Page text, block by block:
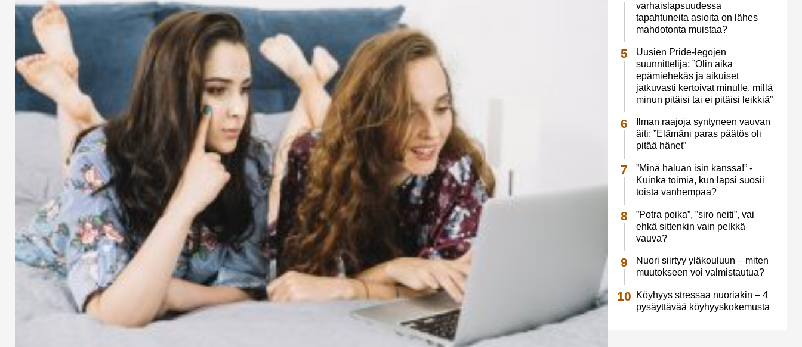
varhaislapsuudessa
tapahtuneita asioita on lähes
mahdotonta muistaa?
Uusien Pride-legojen
suunnittelija: ”Olin aika
epämiehekäs ja aikuiset
jatkuvasti kertoivat minulle, millä
minun pitäisi tai ei pitäisi leikkiä”
Ilman raajoja syntyneen vauvan
äiti: ”Elämäni paras päätös oli
pitää hänet”
”Minä haluan isin kanssa!” -
Kuinka toimia, kun lapsi suosii
toista vanhempaa?
”Potra poika”, ”siro neiti”, vai
ehkä sittenkin vain pelkkä
vauva?
Nuori siirtyy yläkouluun – miten
muutokseen voi valmistautua?
Köyhyys stressaa nuoriakin – 4
pysäyttävää köyhyyskokemusta